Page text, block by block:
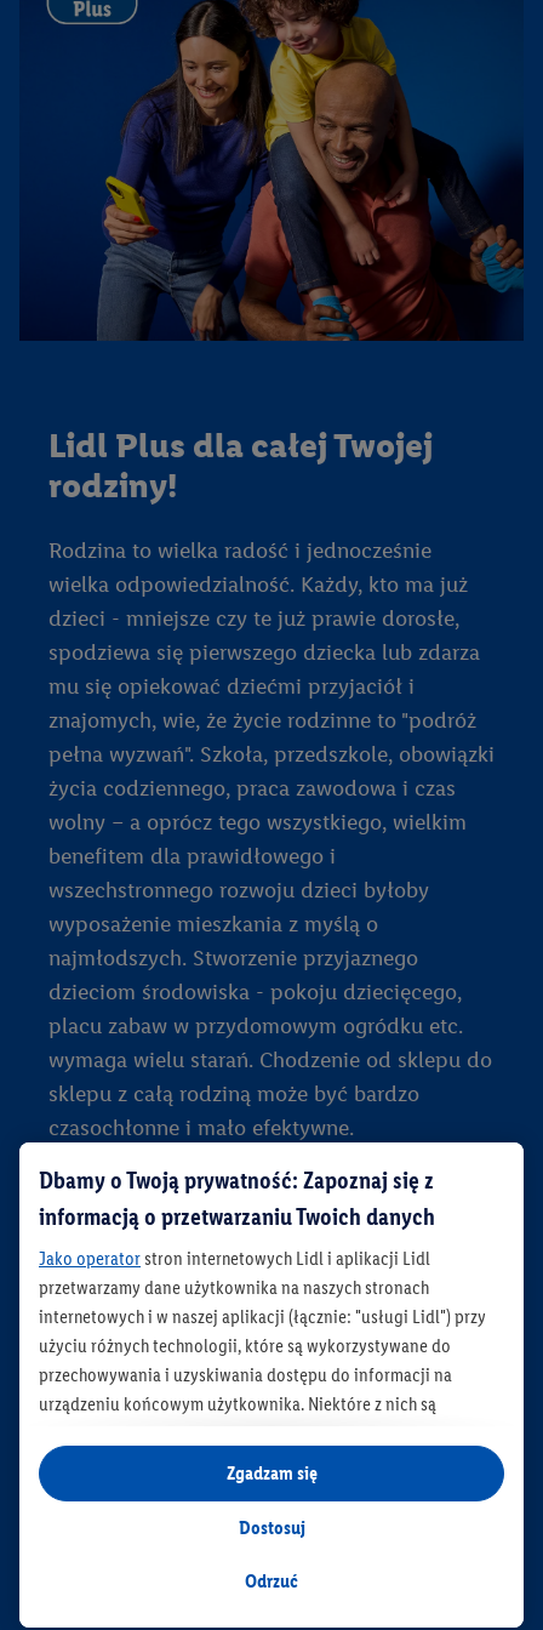
ąt
ś
Lidl Plus dla całej Twojej
rodziny!
Rodzina to wielka radość i jednocześnie
wielka odpowiedzialność. Każdy, kto ma już
dzieci - mniejsze czy te już prawie dorosłe,
spodziewa się pierwszego dziecka lub zdarza
mu się opiekować dziećmi przyjaciół i
znajomych, wie, że życie rodzinne to "podróż
pełna wyzwań". Szkoła, przedszkole, obowiązki
życia codziennego, praca zawodowa i czas
wolny – a oprócz tego wszystkiego, wielkim
benefitem dla prawidłowego i
wszechstronnego rozwoju dzieci byłoby
wyposażenie mieszkania z myślą o
najmłodszych. Stworzenie przyjaznego
dzieciom środowiska - pokoju dziecięcego,
placu zabaw w przydomowym ogródku etc.
wymaga wielu starań. Chodzenie od sklepu do
sklepu z całą rodziną może być bardzo
czasochłonne i mało efektywne.
Szukasz podstawowego wyposażenia dla
dziecka, począwszy od ubranek i fotelików
samochodowych, a skończywszy na
łóżeczkach dziecięcych i przewijakach? A
może masz już podstawowe zabawki i chcesz
teraz kupić odpowiednie dla swojego
dziecka? Obserwowanie, jak dorastają
zabawy, czytanie bajek, gotowanie, czas
spędzony z rodziną jest bezcenny i
Dbamy o Twoją prywatność: Zapoznaj się z
informacją o przetwarzaniu Twoich danych
Jako operatorstron internetowych Lidl i aplikacji Lidl
przetwarzamy dane użytkownika na naszych stronach
internetowych i w naszej aplikacji (łącznie: "usługi Lidl") przy
użyciu różnych technologii, które są wykorzystywane do
przechowywania i uzyskiwania dostępu do informacji na
urządzeniu końcowym użytkownika. Niektóre z nich są
są za zgodą użytkownika - również przez partnerów (
jako odrębnych
administratorów lub współadministratorów
danych osobowych; w związku z IAB TCF łącznie
generowania statystyk lub prezentowania
Odrzuć
Dostosuj
Zgadzam się